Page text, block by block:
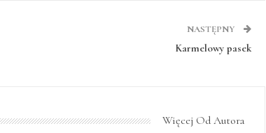
NASTĘPNY
Karmelowy pasek
Więcej Od Autora